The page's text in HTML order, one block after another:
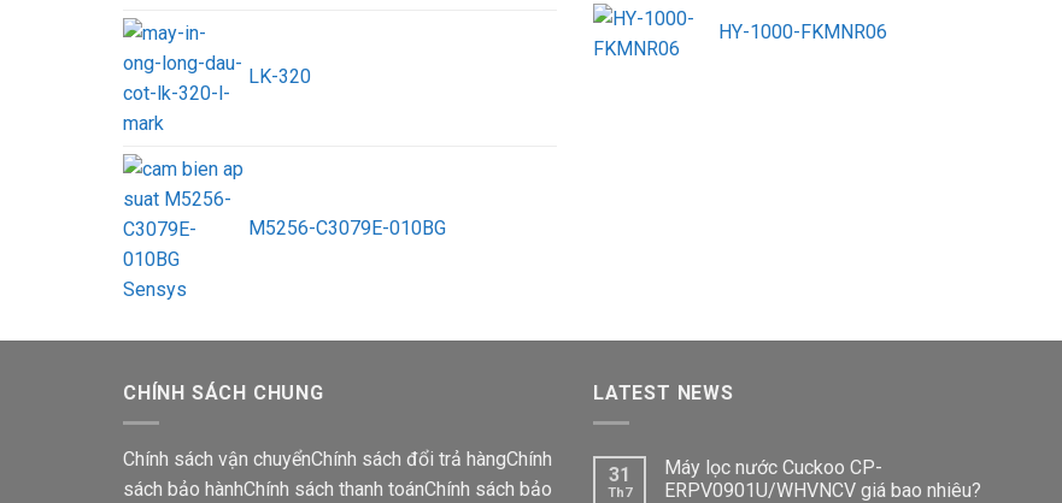
LK-320
M5256-C3079E-010BG
HY-1000-FKMNR06
CHÍNH SÁCH CHUNG
Chính sách vận chuyểnChính sách đổi trả hàngChính
sách bảo hànhChính sách thanh toánChính sách bảo
LATEST NEWS
31
Th7
Máy lọc nước Cuckoo CP-
ERPV0901U/WHVNCV giá bao nhiêu?